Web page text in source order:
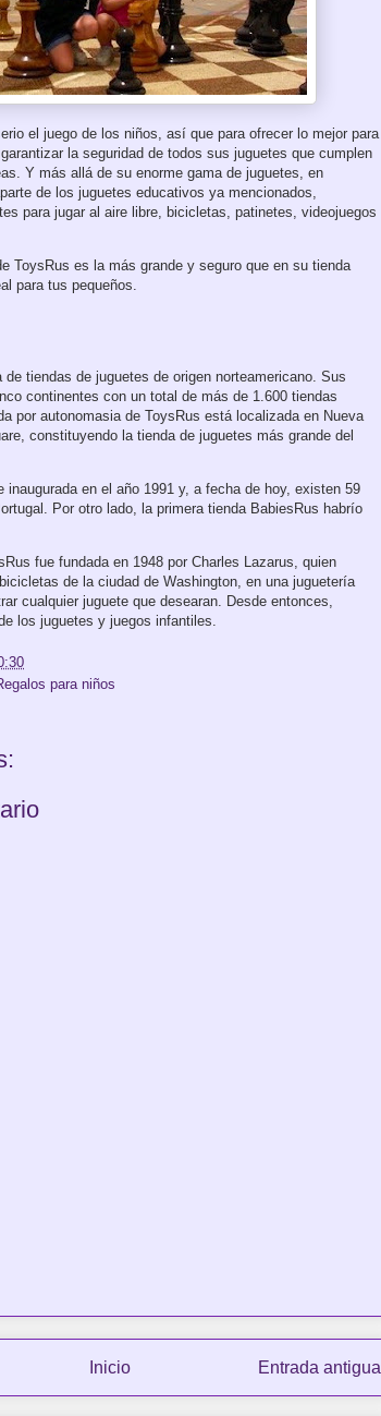
el juego de los niños, así que para ofrecer lo mejor para
la seguridad de todos sus juguetes que cumplen
Y más allá de su enorme gama de juguetes, en
de los juguetes educativos ya mencionados,
para jugar al aire libre, bicicletas, patinetes, videojuegos
ToysRus es la más grande y seguro que en su tienda
para tus pequeños.
tiendas de juguetes de origen norteamericano. Sus
continentes con un total de más de 1.600 tiendas
por autonomasia de ToysRus está localizada en Nueva
constituyendo la tienda de juguetes más grande del
inaugurada en el año 1991 y, a fecha de hoy, existen 59
Por otro lado, la primera tienda BabiesRus habrío
fue fundada en 1948 por Charles Lazarus, quien
de la ciudad de Washington, en una juguetería
cualquier juguete que desearan. Desde entonces,
los juguetes y juegos infantiles.
para niños
Entrada antigua
Inicio